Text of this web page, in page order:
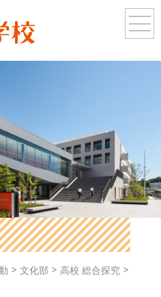
> 文化部 > 高校 総合探究 >